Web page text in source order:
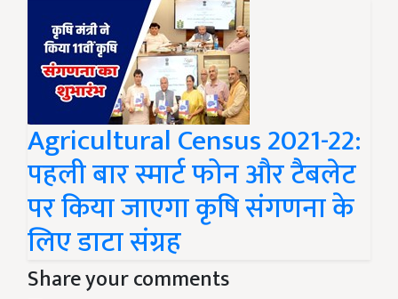
Agricultural Census 2021-22:
पहली बार स्मार्ट फोन और टैबलेट
पर किया जाएगा कृषि संगणना के
लिए डाटा संग्रह
Share your comments